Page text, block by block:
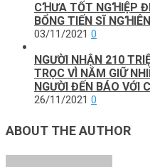
CꞪƯA TỐT NGꞪIỆP
BỔNG TIẾN SĨ
03/11/2021 0
NGƯỜI NHẬN 210
TRỌC VÌ NẮM GIỮ
NGƯỜI ĐẾN BÁO VỚI
26/11/2021 0
ABOUT THE AUTHOR